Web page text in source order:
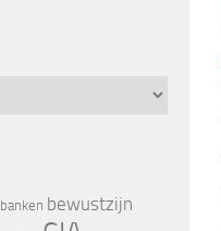
banken bewustzijn